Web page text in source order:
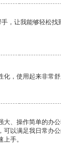
，让我能够轻松
，使用起来非常舒
大、操作简单的办
可以满足我日常办
手。